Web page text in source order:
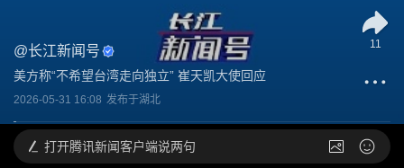
@长江新闻号
美方称“不希望台湾走向独立” 崔天凯大使回应
2026-05-31 16:08 发布于湖北
11
打开腾讯新闻客户端说两句